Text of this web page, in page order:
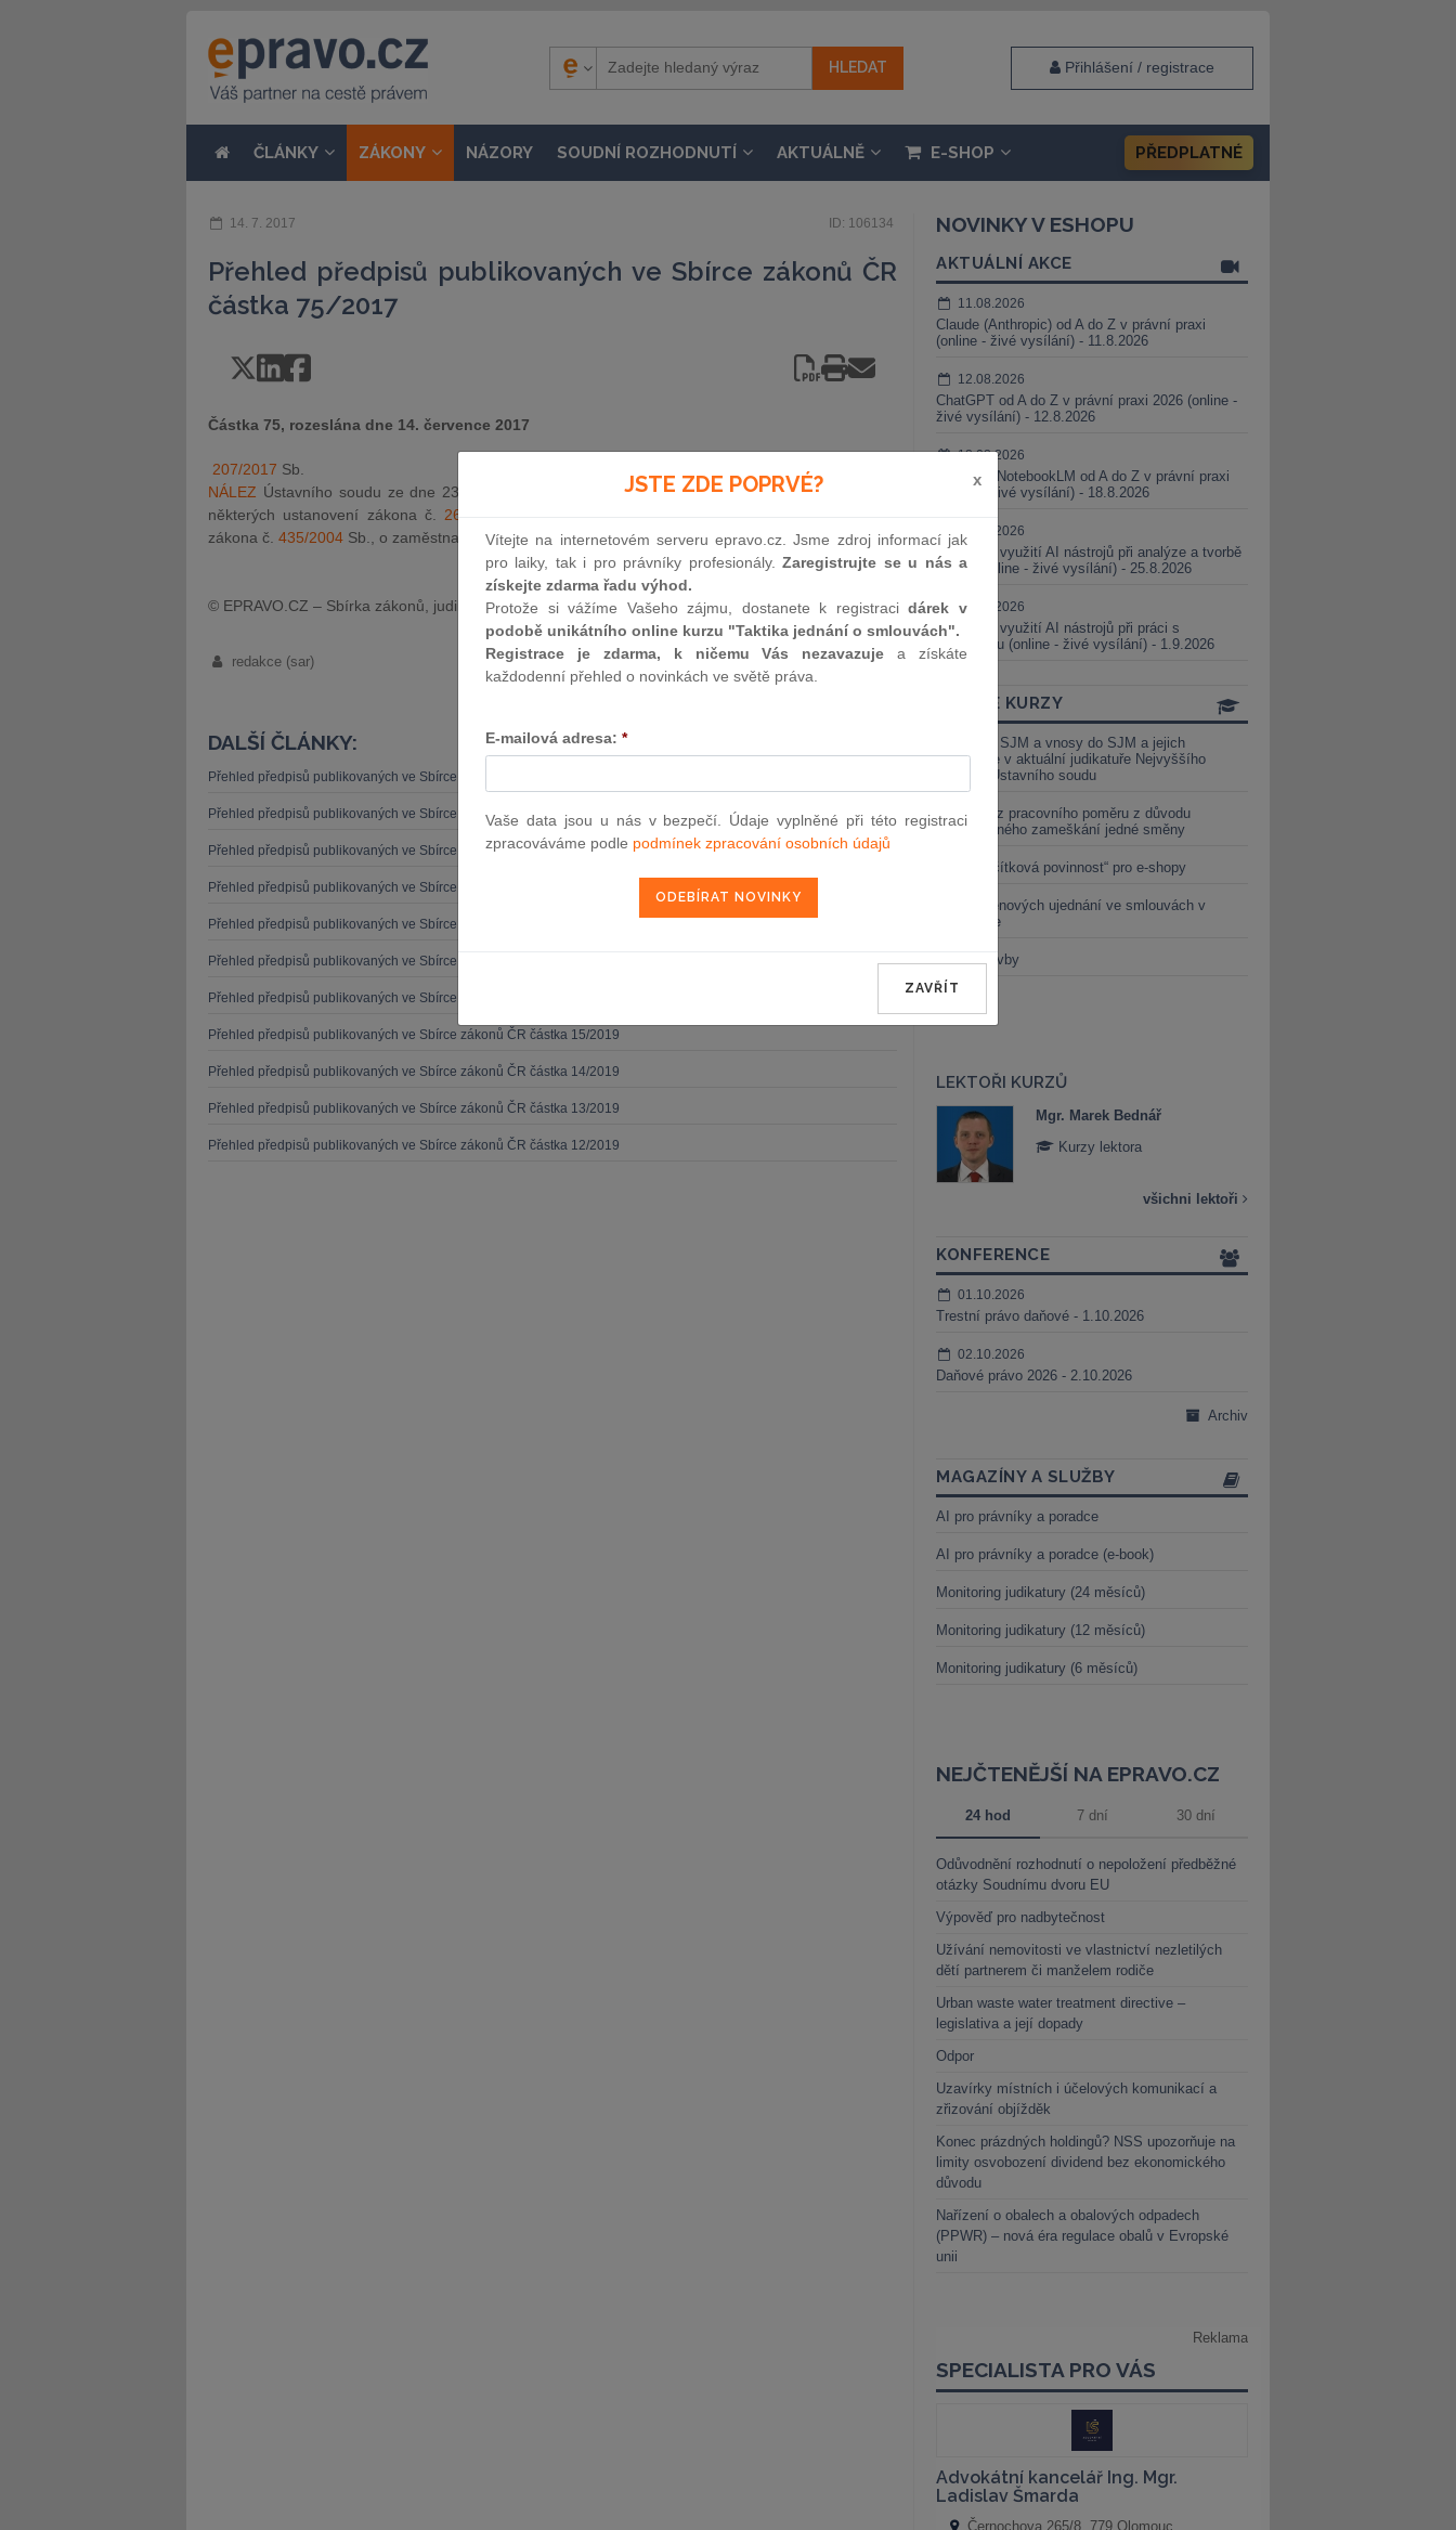
Přihlášení / registrace
ČLÁNKY ZÁKONY NÁZORY SOUDNÍ ROZHODNUTÍ AKTUÁLNĚ E-SHOP PŘEDPLATNÉ
14. 7. 2017 ID: 106134
Přehled předpisů publikovaných ve Sbírce zákonů ČR
částka 75/2017
Částka 75, rozeslána dne 14. července 2017
207/2017 Sb.
NÁLEZ Ústavního soudu ze dne 23. května 2017 sp. zn. Pl. ÚS 10/12 ve věci návrhu na zrušení
některých ustanovení zákona č. 262/2006
zákona č. 435/2004 Sb., o zaměstnanosti, ve znění pozdějších předpisů
© EPRAVO.CZ – Sbírka zákonů, judikatura, právo | www.epravo.cz
redakce (sar) 14. 7. 2017
DALŠÍ ČLÁNKY:
Přehled předpisů publikovaných ve Sbírce zákonů ČR částka 21/2019
Přehled předpisů publikovaných ve Sbírce zákonů ČR částka 21/2019
Přehled předpisů publikovaných ve Sbírce zákonů ČR částka 20/2019
Přehled předpisů publikovaných ve Sbírce zákonů ČR částka 19/2019
Přehled předpisů publikovaných ve Sbírce zákonů ČR částka 18/2019
Přehled předpisů publikovaných ve Sbírce zákonů ČR částka 17/2019
Přehled předpisů publikovaných ve Sbírce zákonů ČR částka 16/2019
Přehled předpisů publikovaných ve Sbírce zákonů ČR částka 15/2019
Přehled předpisů publikovaných ve Sbírce zákonů ČR částka 14/2019
Přehled předpisů publikovaných ve Sbírce zákonů ČR částka 13/2019
Přehled předpisů publikovaných ve Sbírce zákonů ČR částka 12/2019
NOVINKY V ESHOPU
AKTUÁLNÍ AKCE
11.08.2026
Claude (Anthropic) od A do Z v právní praxi
(online - živé vysílání) - 11.8.2026
12.08.2026
ChatGPT od A do Z v právní praxi 2026 (online -
živé vysílání) - 12.8.2026
18.08.2026
Gemini a NotebookLM od A do Z v právní praxi
(online - živé vysílání) - 18.8.2026
25.08.2026
Praktické využití AI nástrojů při analýze a tvorbě
smluv (online - živé vysílání) - 25.8.2026
01.09.2026
Praktické využití AI nástrojů při práci s
judikaturou (online - živé vysílání) - 1.9.2026
ONLINE KURZY
Vnosy ze SJM a vnosy do SJM a jejich
valorizace v aktuální judikatuře Nejvyššího
soudu a Ústavního soudu
Výpověď z pracovního poměru z důvodu
neomluveného zameškání jedné směny
Nová „tlačítková povinnost“ pro e-shopy
Změna cenových ujednání ve smlouvách v
energetice
Černé stavby
LEKTOŘI KURZŮ
JUDr. Tomáš Nielsen
JUDr. Tomáš Sokol
Kurzy lektora
Mgr. Marek Bednář
Kurzy lektora
všichni lektoři
KONFERENCE
01.10.2026
Trestní právo daňové - 1.10.2026
02.10.2026
Daňové právo 2026 - 2.10.2026
Archiv
MAGAZÍNY A SLUŽBY
AI pro právníky a poradce
AI pro právníky a poradce (e-book)
Monitoring judikatury (24 měsíců)
Monitoring judikatury (12 měsíců)
Monitoring judikatury (6 měsíců)
NEJČTENĚJŠÍ NA EPRAVO.CZ
24 hod 7 dní 30 dní
Odůvodnění rozhodnutí o nepoložení předběžné
otázky Soudnímu dvoru EU
Výpověď pro nadbytečnost
Užívání nemovitosti ve vlastnictví nezletilých
dětí partnerem či manželem rodiče
Urban waste water treatment directive –
legislativa a její dopady
Odpor
Uzavírky místních i účelových komunikací a
zřizování objížděk
Konec prázdných holdingů? NSS upozorňuje na
limity osvobození dividend bez ekonomického
důvodu
Nařízení o obalech a obalových odpadech
(PPWR) – nová éra regulace obalů v Evropské
unii
JSTE ZDE POPRVÉ? x
Vítejte na internetovém serveru epravo.cz. Jsme zdroj informací jak
pro laiky, tak i pro právníky profesionály.Zaregistrujte se u nás a
získejte zdarma řadu výhod.
Protože si vážíme Vašeho zájmu, dostanete k registracidárek v
podobě unikátního online kurzu "Taktika jednání o smlouvách".
Registrace je zdarma, k ničemu Vás nezavazuje a získáte
každodenní přehled o novinkách ve světě práva.
E-mailová adresa: *
Vaše data jsou u nás v bezpečí. Údaje vyplněné při této registraci
zpracováváme podle podmínek zpracování osobních údajů
ZAVŘÍT